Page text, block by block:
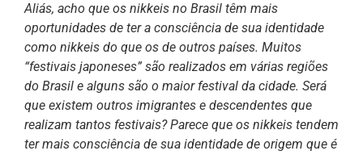
Aliás, acho que os nikkeis no Brasil têm mais
oportunidades de ter a consciência de sua identidade
como nikkeis do que os de outros países. Muitos
“festivais japoneses” são realizados em várias regiões
do Brasil e alguns são o maior festival da cidade. Será
que existem outros imigrantes e descendentes que
realizam tantos festivais? Parece que os nikkeis tendem
ter mais consciência de sua identidade de origem que é